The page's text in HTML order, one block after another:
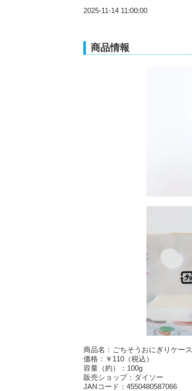
2025-11-14 11:00:00
商品情報
商品名：ごちそうおにぎりケース
価格：￥110（税込）
容量（約）：100g
販売ショップ：ダイソー
JANコード：4550480587066